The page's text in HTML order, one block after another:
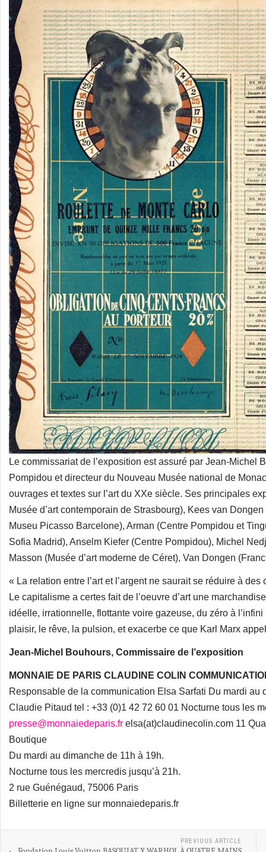
Le commissariat de l’exposition est assuré par Jean-Michel
Pompidou et directeur du Nouveau Musée national de
ouvrages et textes sur l’art du XXe siècle. Ses principales
Musée d’art contemporain de Strasbourg), Kees van
Museu Picasso Barcelone), Arman (Centre Pompidou et
Sofia Madrid), Anselm Kiefer (Centre Pompidou), Michel
Masson (Musée d’art moderne de Céret), Van Dongen
« La relation entre l’art et l’argent ne saurait se réduire à
Le capitalisme a certes fait de l’oeuvre d’art une
idéelle, irrationnelle, flottante voire gazeuse, du zéro à
plaisir, le rêve, la pulsion, et exacerbe ce que Karl Marx
Jean-Michel Bouhours, Commissaire de l’exposition
MONNAIE DE PARIS CLAUDINE COLIN
Responsable de la communication Elsa Sarfati Du mardi au
Claudie Pitaud tel : +33 (0)1 42 72 60 01 Nocturne tous les
presse@monnaiedeparis.fr elsa(at)claudinecolin.com 11
Boutique
Du mardi au dimanche de 11h à 19h.
Nocturne tous les mercredis jusqu’à 21h.
2 rue Guénégaud, 75006 Paris
Billetterie en ligne sur monnaiedeparis.fr
PREVIOUS ARTICLE